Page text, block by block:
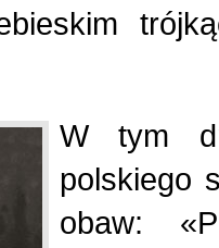
W tym
polskiego
obaw: